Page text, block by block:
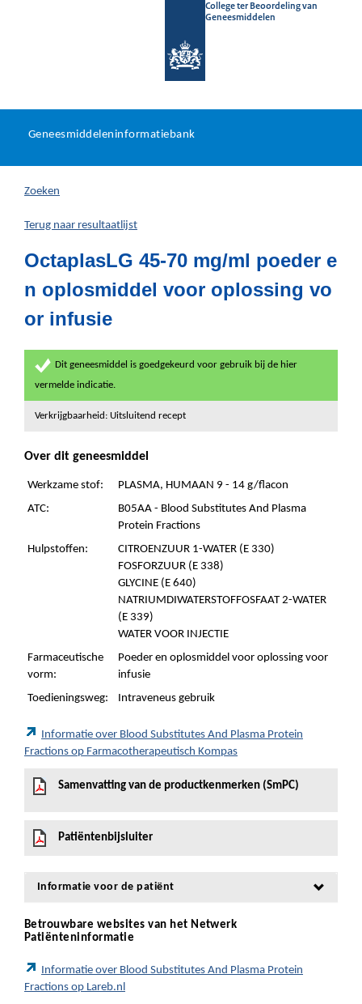
College ter Beoordeling van
Geneesmiddelen
U
hier:
Geneesmiddeleninformatiebank
Zoeken
Terug naar resultaatlijst
OctaplasLG 45-70 mg/ml poeder e
n oplosmiddel voor oplossing vo
or infusie
Dit geneesmiddel is goedgekeurd voor gebruik bij de hier
vermelde indicatie.
Verkrijgbaarheid: Uitsluitend recept
Over dit geneesmiddel
Werkzame stof:
PLASMA, HUMAAN 9 - 14 g/flacon
ATC:
B05AA - Blood Substitutes And Plasma
Protein Fractions
Hulpstoffen:
CITROENZUUR 1-WATER (E 330)
FOSFORZUUR (E 338)
GLYCINE (E 640)
NATRIUMDIWATERSTOFFOSFAAT 2-WATER
(E 339)
WATER VOOR INJECTIE
Farmaceutische
vorm:
Poeder en oplosmiddel voor oplossing voor
infusie
Toedieningsweg:
Intraveneus gebruik
Informatie over Blood Substitutes And Plasma Protein
Fractions op Farmacotherapeutisch Kompas
Samenvatting van de productkenmerken (SmPC)
Patiëntenbijsluiter
Informatie voor de patiënt
Betrouwbare websites van het Netwerk
Patiënteninformatie
Informatie over Blood Substitutes And Plasma Protein
Fractions op Lareb.nl